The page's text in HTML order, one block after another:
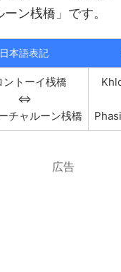
ン桟橋」です。
日本語表記
ントーイ桟橋
⇔
チャルーン桟橋
広告